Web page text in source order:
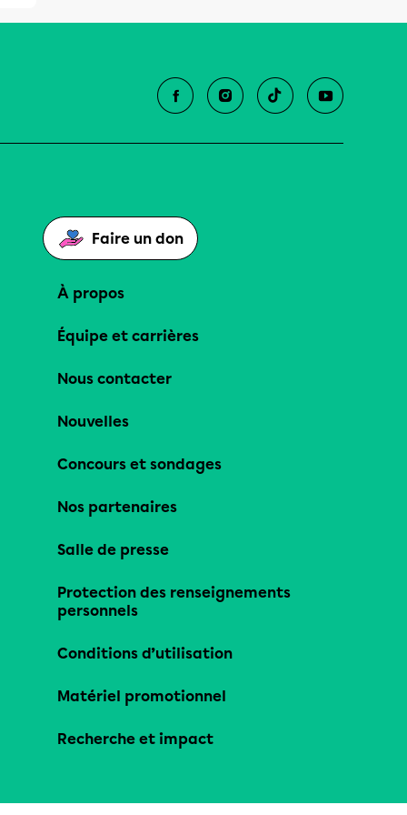
Faire un don
À propos
Équipe et carrières
Nous contacter
Nouvelles
Concours et sondages
Nos partenaires
Salle de presse
Protection des renseignements
personnels
Conditions d’utilisation
Matériel promotionnel
Recherche et impact